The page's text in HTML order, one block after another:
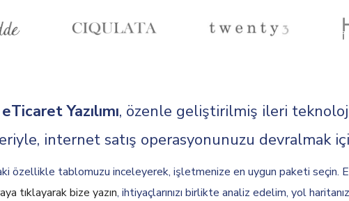
Yazılımı, özenle geliştirilmiş ileri
internet satış operasyonunuzu devralmak
özellikle tablomuzu inceleyerek, işletmenize en uygun paketi seçin.
tıklayarak bize yazın, ihtiyaçlarınızı birlikte analiz edelim, yol